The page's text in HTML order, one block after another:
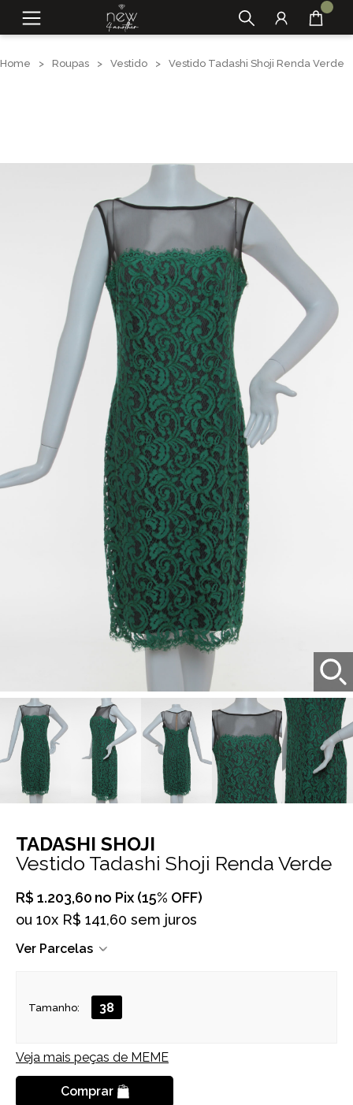
Home > Roupas > Vestido > Vestido Tadashi Shoji Renda Verde
TADASHI SHOJI
Vestido Tadashi Shoji Renda Verde
R$ 1.203,60 no Pix (15% OFF)
ou 10x R$ 141,60 sem juros
Ver Parcelas
Tamanho: 38
Veja mais peças de MEME
Comprar